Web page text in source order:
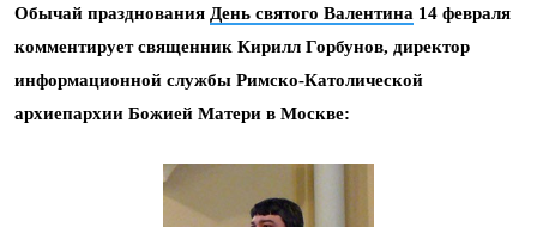
Обычай празднования День святого Валентина 14 февраля
комментирует священник Кирилл Горбунов, директор
информационной службы Римско-Католической
архиепархии Божией Матери в Москве: